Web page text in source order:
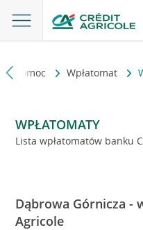
i pomoc Wpłatomat
WPŁATOMATY
Lista wpłatomatów banku
Dąbrowa Górnicza -
Agricole